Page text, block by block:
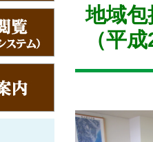
地域
（平